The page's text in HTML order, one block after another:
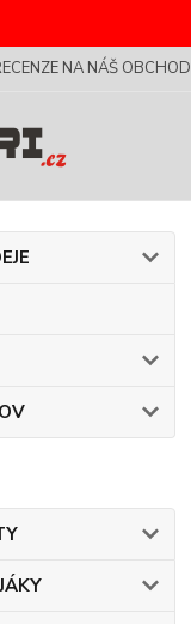
NA NÁŠ OBCHOD